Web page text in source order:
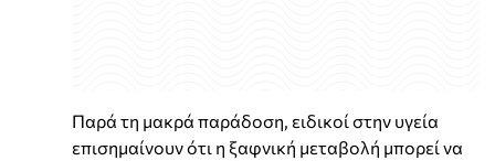
Παρά τη μακρά παράδοση, ειδικοί στην υγεία
επισημαίνουν ότι η ξαφνική μεταβολή μπορεί να